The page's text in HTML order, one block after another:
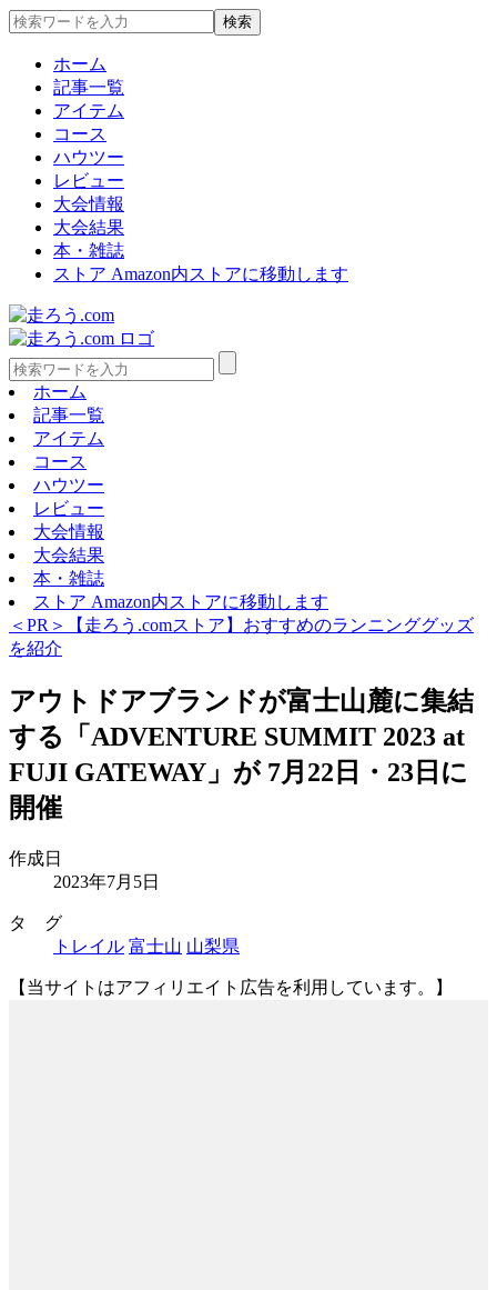
ホーム
記事一覧
アイテム
コース
ハウツー
レビュー
大会情報
大会結果
本・雑誌
ストア Amazon内ストアに移動します
ホーム
記事一覧
アイテム
コース
ハウツー
レビュー
大会情報
大会結果
本・雑誌
ストア Amazon内ストアに移動します
＜PR＞【走ろう.comストア】おすすめのランニンググッズ
を紹介
アウトドアブランドが富士山麓に集結
する「ADVENTURE SUMMIT 2023 at
FUJI GATEWAY」が 7月22日・23日に
開催
作成日
2023年7月5日
タ グ
トレイル 富士山 山梨県
【当サイトはアフィリエイト広告を利用しています。】